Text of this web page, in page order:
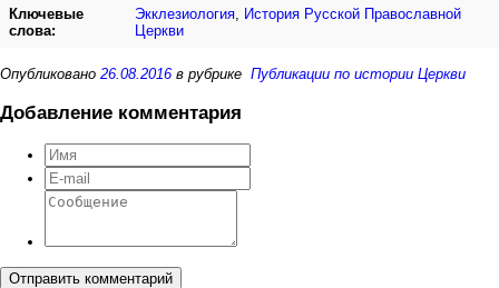
Ключевые
слова:
Экклезиология, История Русской Православной
Церкви
Опубликовано 26.08.2016 в рубрике Публикации по истории Церкви
Добавление комментария
Отправить комментарий